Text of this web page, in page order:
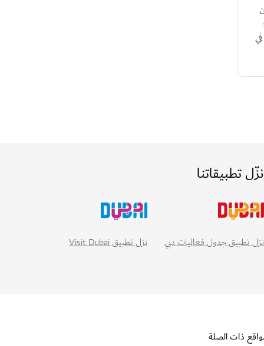
نزّل تطبيقاتنا
نزل تطبيق جدول فعاليات دبي نزل تطبيق Visit Dubai
ذات الصلة